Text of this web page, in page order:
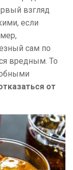
взгляд
если
сам по
вредным. То
от